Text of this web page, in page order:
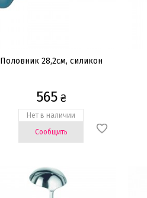
Половник 28,2cм, силикон
565₴
Нет в наличии
Сообщить